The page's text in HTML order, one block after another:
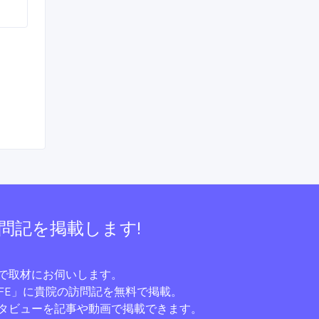
記を掲載します!
取材にお伺いします。
」 に貴院の訪問記を無料で掲載。
ューを記事や動画で掲載できます。